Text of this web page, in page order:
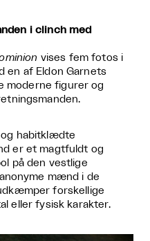
i clinch med
vises fem fotos i
en af Eldon Garnets
moderne figurer og
habitklædte
er et magtfuldt og
på den vestlige
mænd i de
forskellige
eller fysisk karakter.